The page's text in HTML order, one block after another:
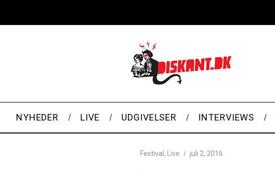
NYHEDER LIVE UDGIVELSER INTERVIEWS
Festival , Live juli 2, 2016